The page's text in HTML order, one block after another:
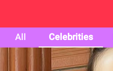
All
Celebrities